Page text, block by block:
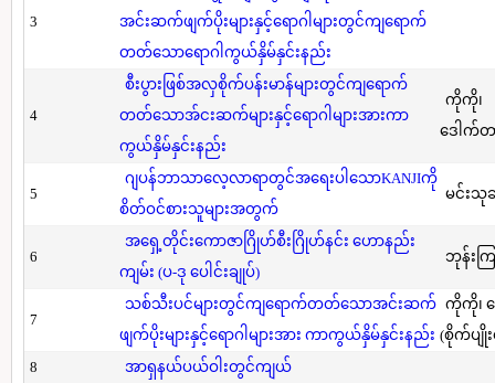
3
အင်းဆက်ဖျက်ပိုးများနှင့်ရောဂါများတွင်ကျရောက်
တတ်သောရောဂါကွယ်နှိမ်နှင်းနည်း
4
စီးပွားဖြစ်အလှစိုက်ပန်းမာန်များတွင်ကျရောက်
တတ်သောအ်ငးဆက်များနှင့်ရောဂါများအားကာ
ကွယ်နှိမ်နှင်းနည်း
ကိုကို၊
ဒေါက်တ
5
ဂျပန်ဘာသာလေ့လာရာတွင်အရေးပါသောKANJIကို
စိတ်ဝင်စားသူများအတွက်
မင်းသုခ
6
အရှေ့တိုင်းကောဇာဂြိုဟ်စီးဂြိုဟ်နင်း ဟောနည်း
ကျမ်း (ပ-ဒု ပေါင်းချုပ်)
ဘုန်းက
7
သစ်သီးပင်များတွင်ကျရောက်တတ်သောအင်းဆက်
ဖျက်ပိုးများနှင့်ရောဂါများအား ကာကွယ်နှိမ်နှင်းနည်း
ကိုကို၊
(စိုက်ပျိုး
8
အာရှနယ်ပယ်ဝါးတွင်ကျယ်